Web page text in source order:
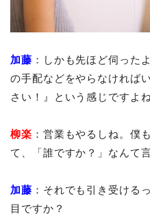
加藤 ：しかも先ほど伺った
の手配などをやらなければ
さい！』という感じですよね
柳楽 ：営業もやるしね。僕
て、「誰ですか？」なんて
加藤 ：それでも引き受ける
目ですか？